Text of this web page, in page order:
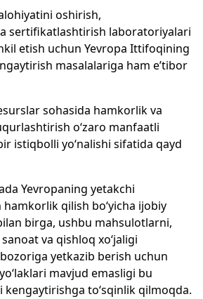
oshirish,
sertifikatlashtirish laboratoriyalari
etish uchun Yevropa Ittifoqining
masalalariga ham e’tibor
sohasida hamkorlik va
o‘zaro manfaatli
istiqbolli yo‘nalishi sifatida qayd
Yevropaning yetakchi
qilish bo‘yicha ijobiy
birga, ushbu mahsulotlarni,
va qishloq xo‘jaligi
yetkazib berish uchun
mavjud emasligi bu
to‘sqinlik qilmoqda.